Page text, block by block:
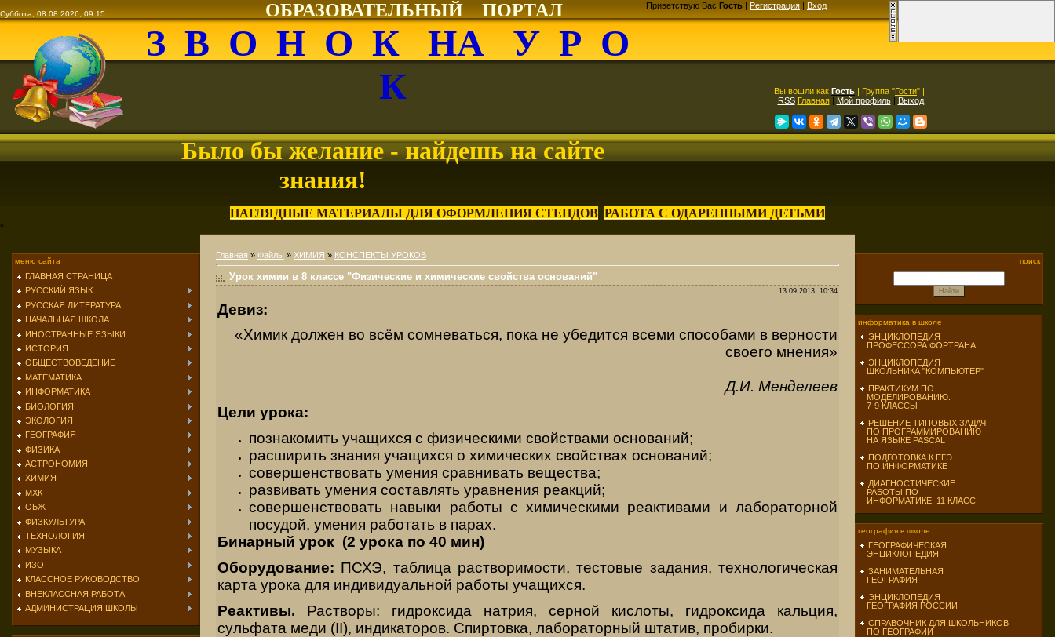
Суббота, 08.08.2026, 09:15 ОБРАЗОВАТЕЛЬНЫЙ ПОРТАЛ Приветствую Вас Гость | Регистрация | Вход
З В О Н О К НА У Р О
К
Было бы желание - найдешь на сайте
знания!
Вы вошли как Гость | Группа "Гости" |
RSS Главная| Мой профиль| Выход
НАГЛЯДНЫЕ МАТЕРИАЛЫ ДЛЯ ОФОРМЛЕНИЯ СТЕНДОВ РАБОТА С ОДАРЕННЫМИ ДЕТЬМИ
<
меню сайта
ГЛАВНАЯ СТРАНИЦА
РУССКИЙ ЯЗЫК
РУССКАЯ ЛИТЕРАТУРА
НАЧАЛЬНАЯ ШКОЛА
ИНОСТРАННЫЕ ЯЗЫКИ
ИСТОРИЯ
ОБЩЕСТВОВЕДЕНИЕ
МАТЕМАТИКА
ИНФОРМАТИКА
БИОЛОГИЯ
ЭКОЛОГИЯ
ГЕОГРАФИЯ
ФИЗИКА
АСТРОНОМИЯ
ХИМИЯ
МХК
ОБЖ
ФИЗКУЛЬТУРА
ТЕХНОЛОГИЯ
МУЗЫКА
ИЗО
КЛАССНОЕ РУКОВОДСТВО
ВНЕКЛАССНАЯ РАБОТА
АДМИНИСТРАЦИЯ ШКОЛЫ
Главная » Файлы » ХИМИЯ » КОНСПЕКТЫ УРОКОВ
Урок химии в 8 классе "Физические и химические свойства оснований"
13.09.2013, 10:34
Девиз:
«Химик должен во всём сомневаться, пока не убедится всеми способами в верности
своего мнения»
Д.И. Менделеев
Цели урока:
познакомить учащихся с физическими свойствами оснований;
расширить знания учащихся о химических свойствах оснований;
совершенствовать умения сравнивать вещества;
развивать умения составлять уравнения реакций;
совершенствовать навыки работы с химическими реактивами и лабораторной
посудой, умения работать в парах.
Бинарный урок (2 урока по 40 мин)
Оборудование: ПСХЭ, таблица растворимости, тестовые задания, технологическая
карта урока для индивидуальной работы учащихся.
Реактивы. Растворы: гидроксида натрия, серной кислоты, гидроксида кальция,
сульфата меди (II), индикаторов. Спиртовка, лабораторный штатив, пробирки.
поиск
информатика в школе
ЭНЦИКЛОПЕДИЯ
ПРОФЕССОРА ФОРТРАНА
ЭНЦИКЛОПЕДИЯ
ШКОЛЬНИКА "КОМПЬЮТЕР"
ПРАКТИКУМ ПО
МОДЕЛИРОВАНИЮ.
7-9 КЛАССЫ
РЕШЕНИЕ ТИПОВЫХ ЗАДАЧ
ПО ПРОГРАММИРОВАНИЮ
НА ЯЗЫКЕ PASCAL
ПОДГОТОВКА К ЕГЭ
ПО ИНФОРМАТИКЕ
ДИАГНОСТИЧЕСКИЕ
РАБОТЫ ПО
ИНФОРМАТИКЕ. 11 КЛАСС
география в школе
ГЕОГРАФИЧЕСКАЯ
ЭНЦИКЛОПЕДИЯ
ЗАНИМАТЕЛЬНАЯ
ГЕОГРАФИЯ
ЭНЦИКЛОПЕДИЯ
ГЕОГРАФИЯ РОССИИ
СПРАВОЧНИК ДЛЯ ШКОЛЬНИКОВ
ПО ГЕОГРАФИИ